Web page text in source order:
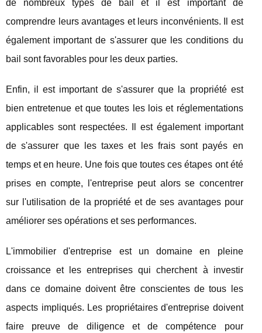
de nombreux types de bail et il est important de
comprendre leurs avantages et leurs inconvénients. Il est
également important de s'assurer que les conditions du
bail sont favorables pour les deux parties.
Enfin, il est important de s'assurer que la propriété est
bien entretenue et que toutes les lois et réglementations
applicables sont respectées. Il est également important
de s'assurer que les taxes et les frais sont payés en
temps et en heure. Une fois que toutes ces étapes ont été
prises en compte, l'entreprise peut alors se concentrer
sur l'utilisation de la propriété et de ses avantages pour
améliorer ses opérations et ses performances.
L'immobilier d'entreprise est un domaine en pleine
croissance et les entreprises qui cherchent à investir
dans ce domaine doivent être conscientes de tous les
aspects impliqués. Les propriétaires d'entreprise doivent
faire preuve de diligence et de compétence pour